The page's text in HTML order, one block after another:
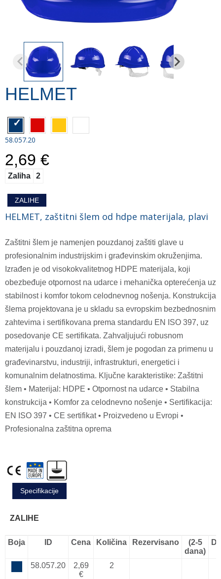
HELMET
58.057.20
2,69 €
Zaliha 2
ZALIHE
HELMET, zaštitni šlem od hdpe materijala, plavi
Zaštitni šlem je namenjen pouzdanoj zaštiti glave u
profesionalnim industrijskim i građevinskim okruženjima.
Izrađen je od visokokvalitetnog HDPE materijala, koji
obezbeđuje otpornost na udarce i mehanička opterećenja uz
stabilnost i komfor tokom celodnevnog nošenja. Konstrukcija
šlema projektovana je u skladu sa evropskim bezbednosnim
zahtevima i sertifikovana prema standardu EN ISO 397, uz
posedovanje CE sertifikata. Zahvaljujući robusnom
materijalu i pouzdanoj izradi, šlem je pogodan za primenu u
građevinarstvu, industriji, infrastrukturi, energetici i
komunalnim delatnostima. Ključne karakteristike: Zaštitni
šlem • Materijal: HDPE • Otpornost na udarce • Stabilna
konstrukcija • Komfor za celodnevno nošenje • Sertifikacija:
EN ISO 397 • CE sertifikat • Proizvedeno u Evropi •
Profesionalna zaštitna oprema
Specifikacije
ZALIHE
Boja ID Cena Količina Rezervisano
(2-5
dana)
58.057.20
2,69
€
2